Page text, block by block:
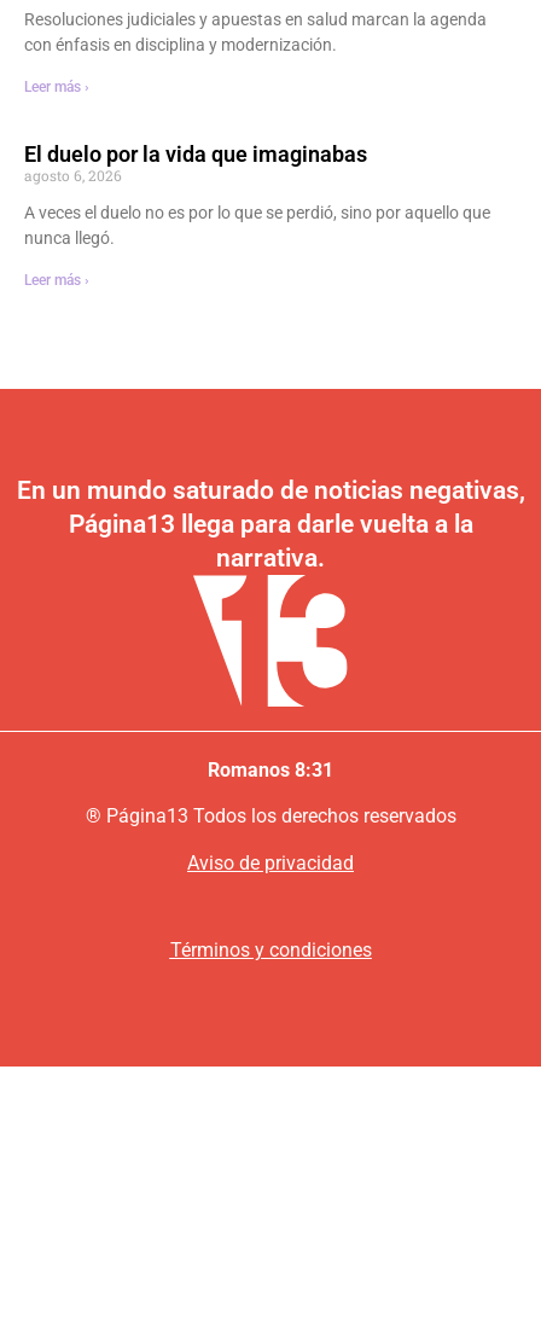
Resoluciones judiciales y apuestas en salud marcan la agenda
con énfasis en disciplina y modernización.
Leer más ›
El duelo por la vida que imaginabas
agosto 6, 2026
A veces el duelo no es por lo que se perdió, sino por aquello que
nunca llegó.
Leer más ›
En un mundo saturado de noticias negativas,
Página13 llega para darle vuelta a la
narrativa.
Romanos 8:31
® Página13 Todos los derechos reservados
Aviso de privacidad
Términos y condiciones